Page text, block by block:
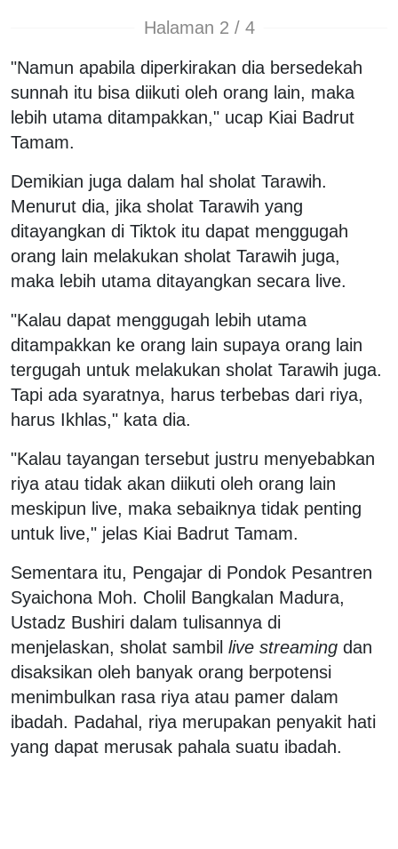
Halaman 2 / 4
"Namun apabila diperkirakan dia bersedekah
sunnah itu bisa diikuti oleh orang lain, maka
lebih utama ditampakkan," ucap Kiai Badrut
Tamam.
Demikian juga dalam hal sholat Tarawih.
Menurut dia, jika sholat Tarawih yang
ditayangkan di Tiktok itu dapat menggugah
orang lain melakukan sholat Tarawih juga,
maka lebih utama ditayangkan secara live.
"Kalau dapat menggugah lebih utama
ditampakkan ke orang lain supaya orang lain
tergugah untuk melakukan sholat Tarawih juga.
Tapi ada syaratnya, harus terbebas dari riya,
harus Ikhlas," kata dia.
"Kalau tayangan tersebut justru menyebabkan
riya atau tidak akan diikuti oleh orang lain
meskipun live, maka sebaiknya tidak penting
untuk live," jelas Kiai Badrut Tamam.
Sementara itu, Pengajar di Pondok Pesantren
Syaichona Moh. Cholil Bangkalan Madura,
Ustadz Bushiri dalam tulisannya di
menjelaskan, sholat sambil live streaming dan
disaksikan oleh banyak orang berpotensi
menimbulkan rasa riya atau pamer dalam
ibadah. Padahal, riya merupakan penyakit hati
yang dapat merusak pahala suatu ibadah.